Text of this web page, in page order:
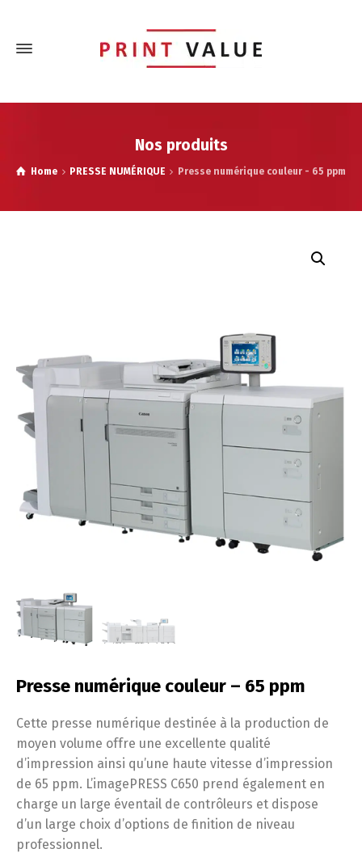
Nos produits
Home PRESSE NUMÉRIQUE Presse numérique couleur - 65 ppm
Presse numérique couleur – 65 ppm
Cette presse numérique destinée à la production de
moyen volume offre une excellente qualité
d’impression ainsi qu’une haute vitesse d’impression
de 65 ppm. L’imagePRESS C650 prend également en
charge un large éventail de contrôleurs et dispose
d’un large choix d’options de finition de niveau
professionnel.